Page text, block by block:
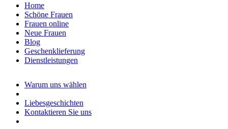
Home
Schöne Frauen
Frauen online
Neue Frauen
Blog
Geschenklieferung
Dienstleistungen
Warum uns wählen
Liebesgeschichten
Kontaktieren Sie uns